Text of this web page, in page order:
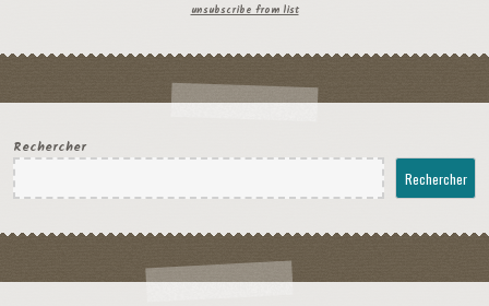
unsubscribe from list
Rechercher
Rechercher